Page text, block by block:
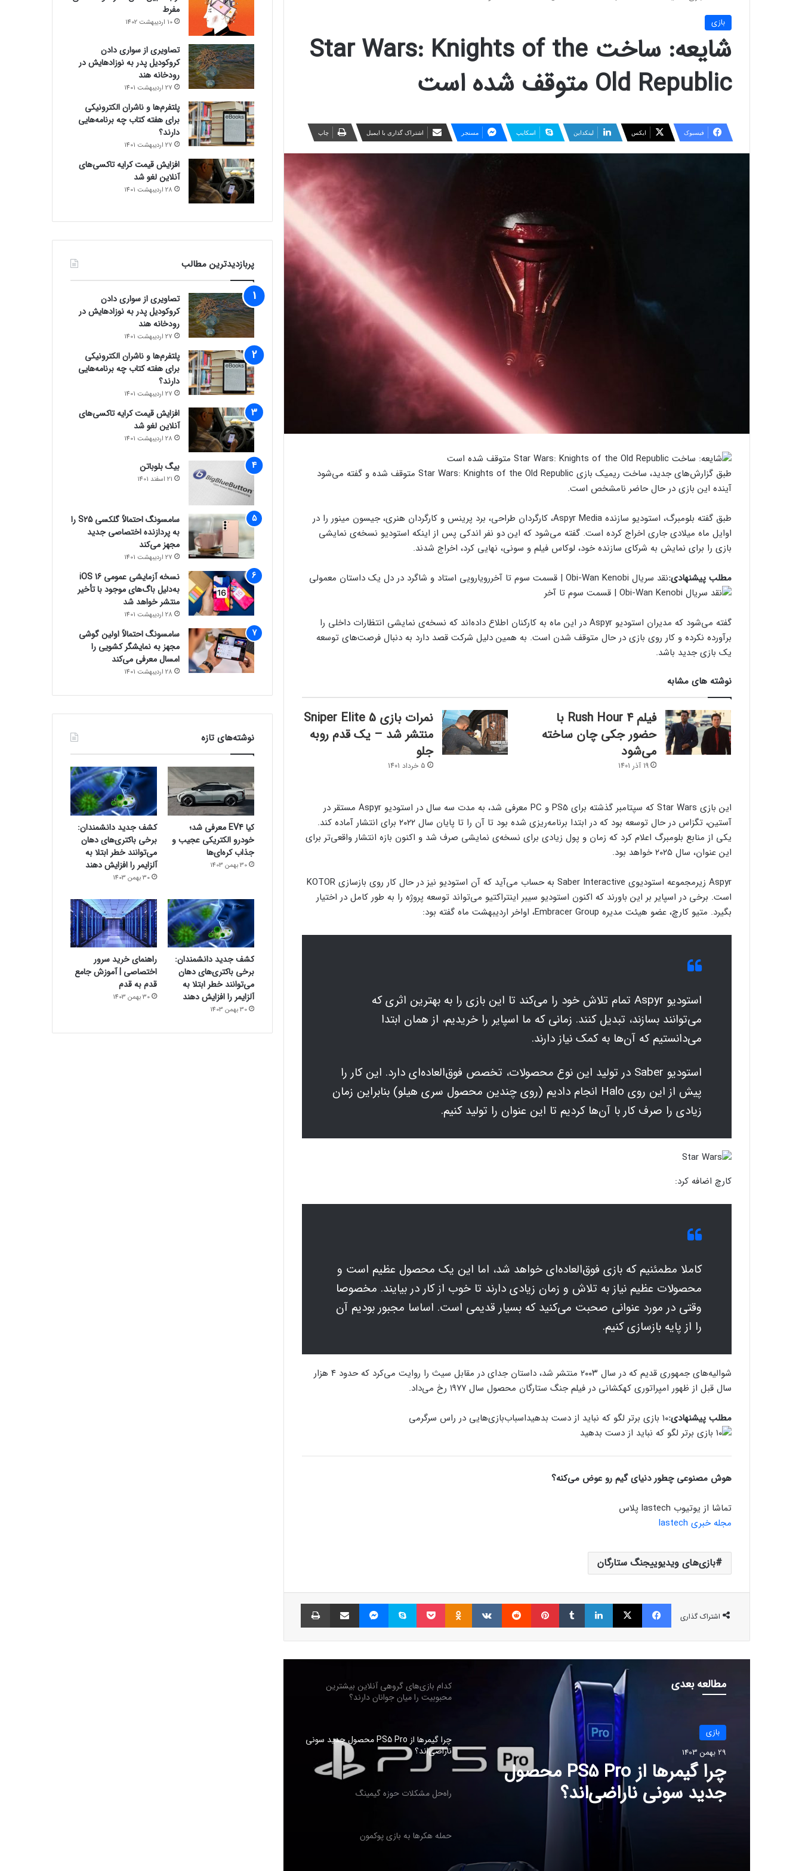
بازی
شایعه: ساخت Star Wars: Knights of the
Old Republic متوقف شده است
فیسبوک ایکس لینکداین اسکایپ مسنجر اشتراک گذاری با ایمیل چاپ
طبق گزارش‌های جدید، ساخت ریمیک بازی Star Wars: Knights of the Old Republic متوقف شده و گفته می‌شود
آینده این بازی در حال حاضر نامشخص است.
طبق گفته بلومبرگ، استودیو سازنده Aspyr Media، کارگردان طراحی، برد پرینس و کارگردان هنری، جیسون مینور را در
اوایل ماه میلادی جاری اخراج کرده است. گفته می‌شود که این دو نفر اندکی پس از اینکه استودیو نسخه‌ی نمایشی
بازی را برای نمایش به شرکای سازنده خود، لوکاس فیلم و سونی، نهایی کرد، اخراج شدند.
مطلب پیشنهادی:نقد سریال Obi-Wan Kenobi | قسمت سوم تا آخر رویارویی استاد و شاگرد در دل یک داستان معمولی
گفته می‌شود که مدیران استودیو Aspyr در این ماه به کارکنان اطلاع داده‌اند که نسخه‌ی نمایشی انتظارات داخلی را
برآورده نکرده و کار روی بازی در حال متوقف شدن است. به همین دلیل شرکت قصد دارد به دنبال فرصت‌های توسعه
یک بازی جدید باشد.
نوشته های مشابه
فیلم Rush Hour 4 با
حضور جکی چان ساخته
می‌شود
19 آذر 1401
نمرات بازی Sniper Elite 5
منتشر شد – یک قدم روبه
جلو
5 خرداد 1401
این بازی Star Wars که سپتامبر گذشته برای PS5 و PC معرفی شد، به مدت سه سال در استودیو Aspyr مستقر در
آستین، تگزاس در حال توسعه بود که در ابتدا برنامه‌ریزی شده بود تا آن را تا پایان سال ۲۰۲۲ برای انتشار آماده کند.
یکی از منابع بلومبرگ اعلام کرد که زمان و پول زیادی برای نسخه‌ی نمایشی صرف شد و اکنون بازه انتشار واقعی‌تر برای
این عنوان، سال ۲۰۲۵ خواهد بود.
Aspyr زیرمجموعه استودیوی Saber Interactive به حساب می‌آید که آن استودیو نیز در حال کار روی بازسازی KOTOR
است. برخی در اسپایر بر این باورند که اکنون استودیو سیبر اینتراکتیو می‌تواند توسعه پروژه را به طور کامل در اختیار
بگیرد. متیو کارچ، عضو هیئت مدیره Embracer Group، اواخر اردیبهشت ماه گفته بود:
استودیو Aspyr تمام تلاش خود را می‌کند تا این بازی را به بهترین اثری که
می‌توانند بسازند، تبدیل کنند. زمانی که ما اسپایر را خریدیم، از همان ابتدا
می‌دانستیم که آن‌ها به کمک نیاز دارند.
استودیو Saber در تولید این نوع محصولات، تخصص فوق‌العاده‌ای دارد. این کار را
پیش از این روی Halo انجام دادیم (روی چندین محصول سری هیلو) بنابراین زمان
زیادی را صرف کار با آن‌ها کردیم تا این عنوان را تولید کنیم.
کارچ اضافه کرد:
کاملا مطمئنیم که بازی فوق‌العاده‌ای خواهد شد، اما این یک محصول عظیم است و
محصولات عظیم نیاز به تلاش و زمان زیادی دارند تا خوب از کار در بیایند. مخصوصا
وقتی در مورد عنوانی صحبت می‌کنید که بسیار قدیمی است. اساسا مجبور بودیم آن
را از پایه بازسازی کنیم.
شوالیه‌های جمهوری قدیم که در سال ۲۰۰۳ منتشر شد، داستان جدای در مقابل سیث را روایت می‌کرد که حدود ۴ هزار
سال قبل از ظهور امپراتوری کهکشانی در فیلم جنگ ستارگان محصول سال ۱۹۷۷ رخ می‌داد.
مطلب پیشنهادی:۱۰ بازی برتر لگو که نباید از دست بدهید اسباب‌بازی‌هایی در راس سرگرمی
هوش مصنوعی چطور دنیای گیم رو عوض می‌کنه؟
تماشا از یوتیوب lastech پلاس
مجله خبری lastech
بازی‌های ویدیوییجنگ ستارگان
اشتراک گذاری
فیسبوک ایکس لینکداین تامبلر پینتریست Reddit
VKontakte
Odnoklassniki پاکت اسکایپ مسنجر اشتراک گذاری با ایمیل
مطالعه بعدی
بازی
29 بهمن 1403
چرا گیمرها از PS5 Pro محصول
جدید سونی ناراضی‌اند؟
بین کنسول‌ها دارد!
گسترده‌ای شد
منفی ندارد
کدام بازی‌های گروهی آنلاین بیشترین
محبوبیت را میان جوانان دارند؟
چرا گیمرها از PS5 Pro محصول جدید سونی
ناراضی‌اند؟
راه‌حل مشکلات حوزه گیمینگ
حمله هکرها به بازی پوکمون
مفرط
10 اردیبهشت 1402
تصاویری از سواری دادن
کروکودیل پدر به نوزادهایش در
رودخانه هند
27 اردیبهشت 1401
پلتفرم‌ها و ناشران الکترونیکی
برای هفته کتاب چه برنامه‌هایی
دارند؟
27 اردیبهشت 1401
افزایش قیمت کرایه تاکسی‌های
آنلاین لغو شد
28 اردیبهشت 1401
پربازدیدترین مطالب
تصاویری از سواری دادن
کروکودیل پدر به نوزادهایش در
رودخانه هند
27 اردیبهشت 1401
پلتفرم‌ها و ناشران الکترونیکی
برای هفته کتاب چه برنامه‌هایی
دارند؟
27 اردیبهشت 1401
افزایش قیمت کرایه تاکسی‌های
آنلاین لغو شد
28 اردیبهشت 1401
بیگ بلوباتن
21 اسفند 1401
سامسونگ احتمالاً گلکسی S25 را
به پردازنده اختصاصی جدید
مجهز می‌کند
27 اردیبهشت 1401
نسخه آزمایشی عمومی iOS 16
به‌دلیل باگ‌های موجود با تأخیر
منتشر خواهد شد
28 اردیبهشت 1401
سامسونگ احتمالاً اولین گوشی
مجهز به نمایشگر کشویی را
امسال معرفی می‌کند
28 اردیبهشت 1401
نوشته‌های تازه
کیا EV4 معرفی شد؛
خودرو الکتریکی عجیب و
جذاب کره‌ای‌ها
30 بهمن 1403
کشف جدید دانشمندان:
برخی باکتری‌های دهان
می‌توانند خطر ابتلا به
آلزایمر را افزایش دهند
30 بهمن 1403
کشف جدید دانشمندان:
برخی باکتری‌های دهان
می‌توانند خطر ابتلا به
آلزایمر را افزایش دهند
30 بهمن 1403
راهنمای خرید سرور
اختصاصی | آموزش جامع
قدم به قدم
30 بهمن 1403